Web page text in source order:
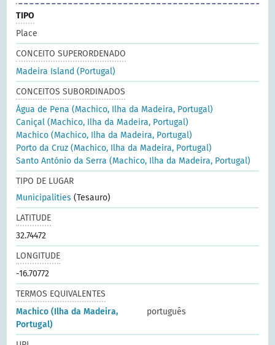
TIPO
Place
CONCEITO SUPERORDENADO
Madeira Island (Portugal)
CONCEITOS SUBORDINADOS
Água de Pena (Machico, Ilha da Madeira, Portugal)
Caniçal (Machico, Ilha da Madeira, Portugal)
Machico (Machico, Ilha da Madeira, Portugal)
Porto da Cruz (Machico, Ilha da Madeira, Portugal)
Santo António da Serra (Machico, Ilha da Madeira, Portugal)
TIPO DE LUGAR
Municipalities (Tesauro)
LATITUDE
32.74472
LONGITUDE
-16.70772
TERMOS EQUIVALENTES
Machico (Ilha da Madeira,
Portugal)
português